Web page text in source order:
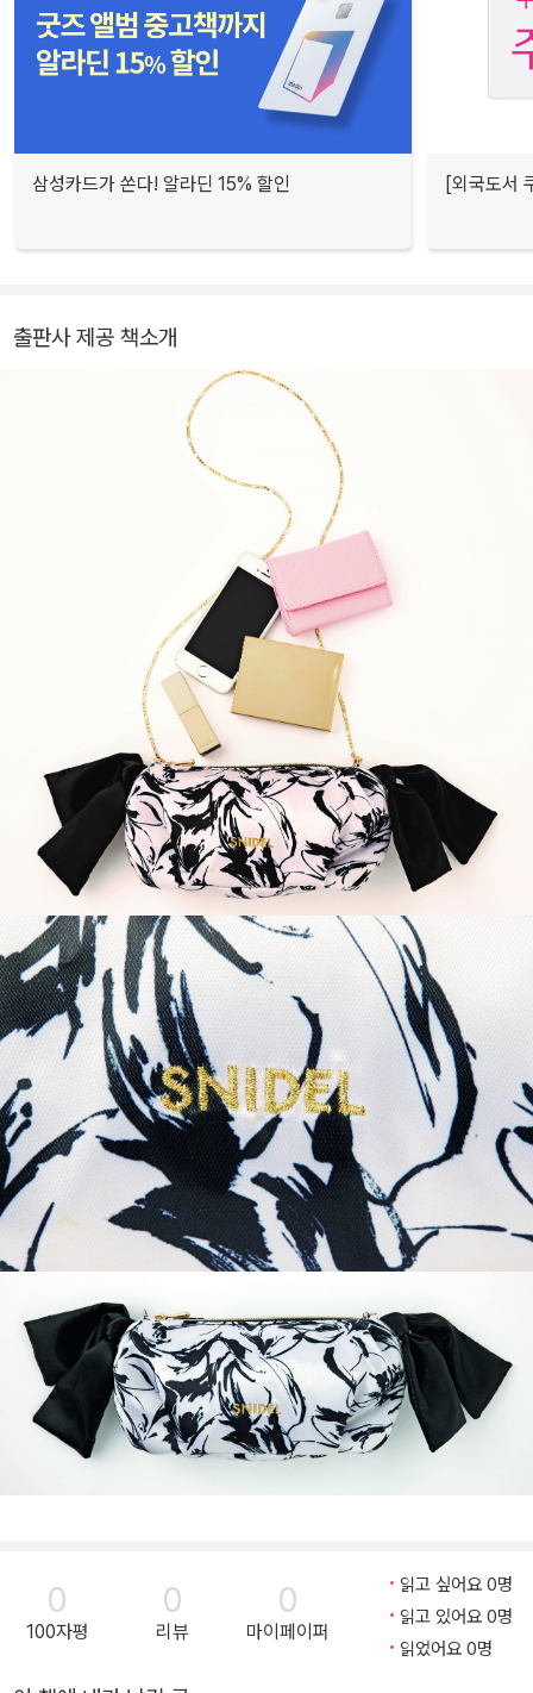
삼성카드가 쏜다! 알라딘 15% 할인 [외국도서
출판사 제공 책소개
0
100자평
0
리뷰
0
마이페이퍼
읽고 싶어요 0명
읽고 있어요 0명
읽었어요 0명